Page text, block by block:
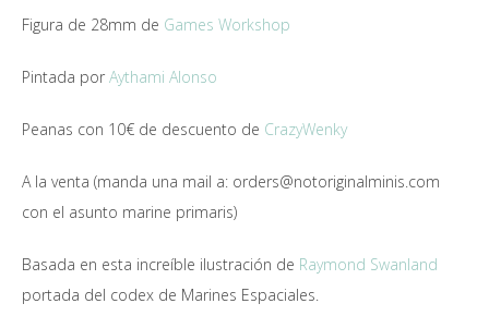
Figura de 28mm de Games Workshop
Pintada por Aythami Alonso
Peanas con 10€ de descuento de CrazyWenky
A la venta (manda una mail a: orders@notoriginalminis.com
con el asunto marine primaris)
Basada en esta increíble ilustración de Raymond Swanland
portada del codex de Marines Espaciales.